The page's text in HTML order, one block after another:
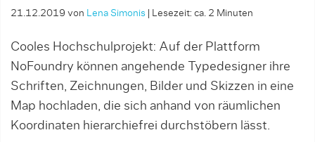
21.12.2019 von Lena Simonis Lesezeit: ca. 2 Minuten
Cooles Hochschulprojekt: Auf der Plattform
NoFoundry können angehende Typedesigner ihre
Schriften, Zeichnungen, Bilder und Skizzen in eine
Map hochladen, die sich anhand von räumli­chen
Koordinaten hierarchiefrei durchstöbern lässt.